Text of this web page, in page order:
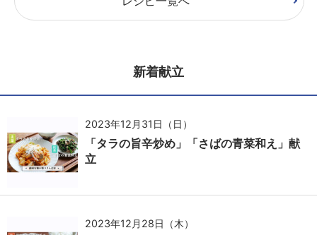
新着献立
2023年12月31日（日）
「タラの旨辛炒め」「さばの青菜和え」献
立
2023年12月28日（木）